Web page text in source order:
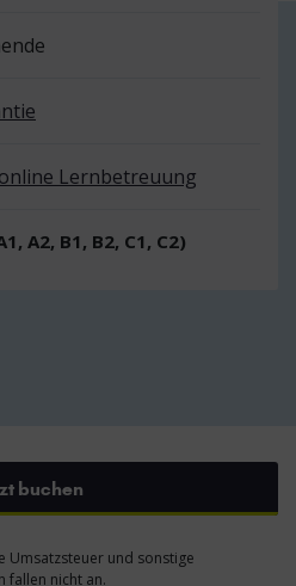
Lernbetreuung
A2, B1, B2, C1, C2)
buchen
Umsatzsteuer und sonstige
fallen nicht an.